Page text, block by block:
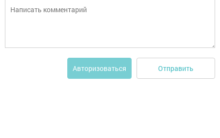
Авторизоваться Отправить